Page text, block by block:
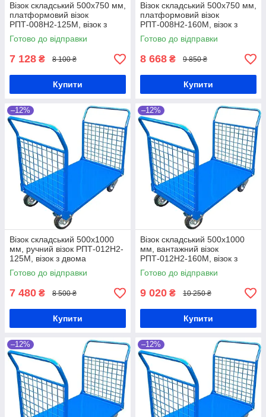
Візок складський 500x750 мм,
платформовий візок
РПТ-008Н2-125М, візок з
двома бортами із сітки, візок
для магазину
Готово до відправки
7 128 ₴ 8 100 ₴
Купити
Візок складський 500x750 мм,
платформовий візок
РПТ-008Н2-160М, візок з
двома бортами із сітки, візок
для магазину
Готово до відправки
8 668 ₴ 9 850 ₴
Купити
–12%
Візок складський 500x1000
мм, ручний візок РПТ-012Н2-
125М, візок з двома
сітчастими бортами, візок для
товару, візок на склад
Готово до відправки
7 480 ₴ 8 500 ₴
Купити
–12%
Візок складський 500x1000
мм, вантажний візок
РПТ-012Н2-160М, візок з
двома ручками, візок з двома
бортами з сітки, візок на
склад
Готово до відправки
9 020 ₴ 10 250 ₴
Купити
–12% –12%